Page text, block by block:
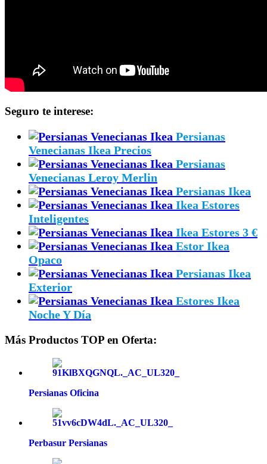
Seguro te interese:
Persianas
Venecianas Ikea Precios
Persianas
Venecianas Leroy Merlin
Persianas Ikea
Ikea Estores
Inteligentes
Ikea Estores 3 €
Estor Ikea
Opaco
Persianas Ikea
Exterior
Estores Ikea
Noche Y Día
Más Productos TOP en Oferta:
Persianas Oficina
Perbasur Persianas